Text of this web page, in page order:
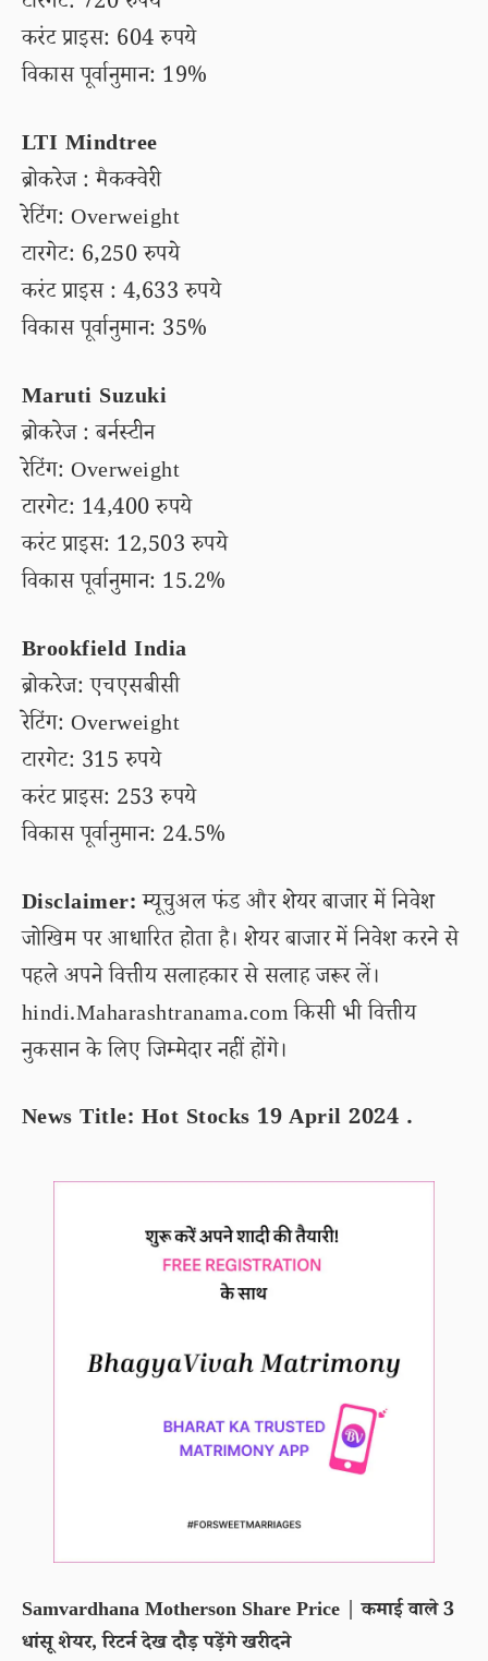
करंट प्राइस: 604 रुपये
विकास पूर्वानुमान: 19%
LTI Mindtree
ब्रोकरेज : मैकक्वेरी
रेटिंग: Overweight
टारगेट: 6,250 रुपये
करंट प्राइस : 4,633 रुपये
विकास पूर्वानुमान: 35%
Maruti Suzuki
ब्रोकरेज : बर्नस्टीन
रेटिंग: Overweight
टारगेट: 14,400 रुपये
करंट प्राइस: 12,503 रुपये
विकास पूर्वानुमान: 15.2%
Brookfield India
ब्रोकरेज: एचएसबीसी
रेटिंग: Overweight
टारगेट: 315 रुपये
करंट प्राइस: 253 रुपये
विकास पूर्वानुमान: 24.5%
Disclaimer:म्यूचुअल फंड और शेयर बाजार में निवेश
जोखिम पर आधारित होता है। शेयर बाजार में निवेश करने से
पहले अपने वित्तीय सलाहकार से सलाह जरूर लें।
hindi.Maharashtranama.com किसी भी वित्तीय
नुकसान के लिए जिम्मेदार नहीं होंगे।
News Title: Hot Stocks 19 April 2024 .
Samvardhana Motherson Share Price | कमाई वाले 3
धांसू शेयर, रिटर्न देख दौड़ पड़ेंगे खरीदने